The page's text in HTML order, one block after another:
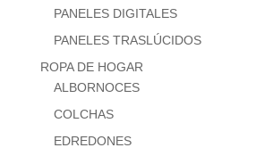
PANELES DIGITALES
PANELES TRASLÚCIDOS
ROPA DE HOGAR
ALBORNOCES
COLCHAS
EDREDONES